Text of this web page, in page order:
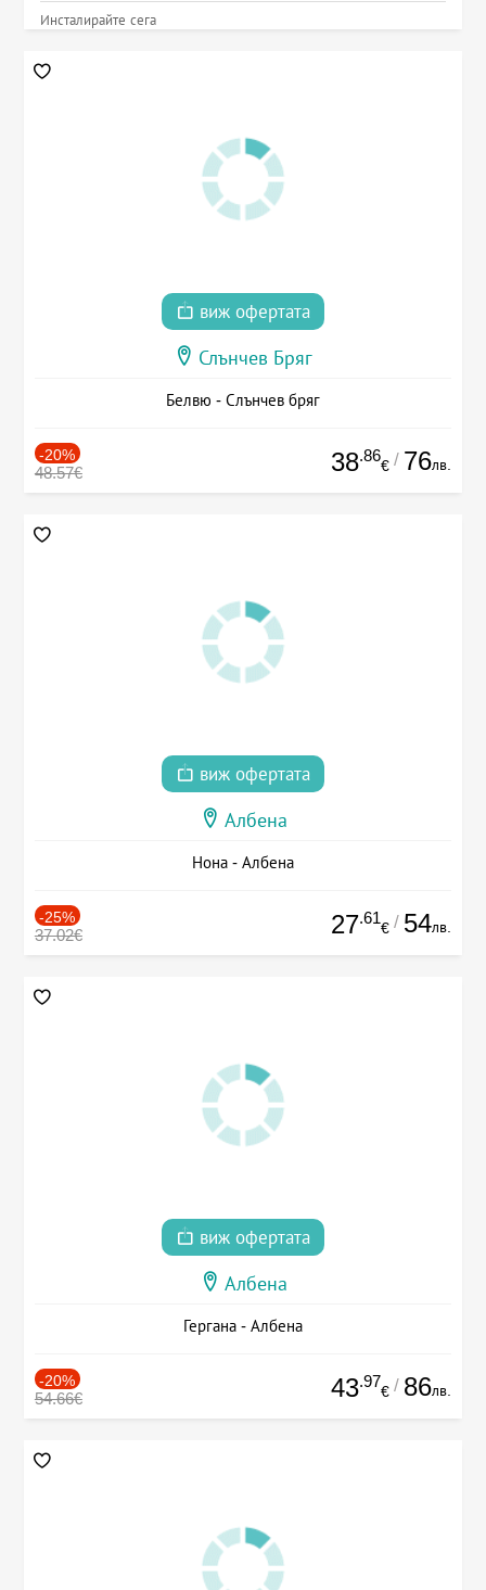
Инсталирайте сега
виж офертата
Слънчев Бряг
Белвю - Слънчев бряг
-20%
48.57€ 38.86
€ / 76лв.
виж офертата
Албена
Нона - Албена
-25%
37.02€ 27.61
€ / 54лв.
виж офертата
Албена
Гергана - Албена
-20%
54.66€ 43.97
€ / 86лв.